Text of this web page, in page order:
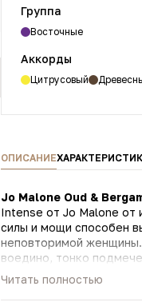
Группа
Восточные
Аккорды
Цитрусовый
ОПИСАНИЕ
Jo Malone Oud &
Intense от Jo Malone от
силы и мощи способен
неповторимой женщины.
воедино, тонко
переливается
образом создает ауру
Читать полностью